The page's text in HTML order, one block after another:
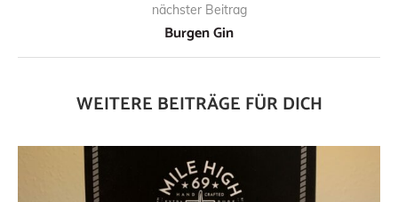
nächster Beitrag
Burgen Gin
WEITERE BEITRÄGE FÜR DICH